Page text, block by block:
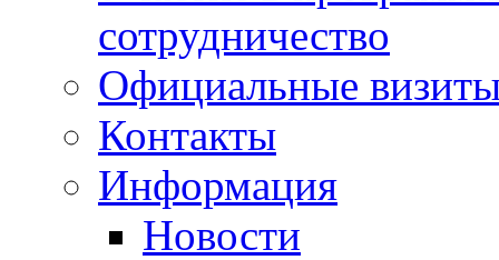
сотрудничество
Официальные
Контакты
Информация
Новости